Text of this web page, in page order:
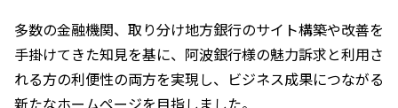
多数の金融機関、取り分け地方銀行のサイト構築や改善を
手掛けてきた知見を基に、阿波銀行様の魅力訴求と利用さ
れる方の利便性の両方を実現し、ビジネス成果につながる
新たなホームページを目指しました。